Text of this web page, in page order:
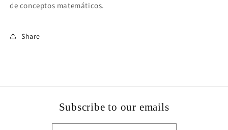
de conceptos matemáticos.
Share
Subscribe to our emails